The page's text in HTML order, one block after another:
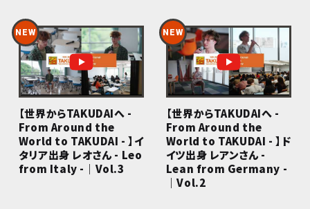
【世界からTAKUDAIへ -
From Around the
World to TAKUDAI - 】イ
タリア出身 レオさん - Leo
from Italy -｜Vol.3
【世界からTAKUDAIへ -
From Around the
World to TAKUDAI - 】ド
イツ出身 レアンさん -
Lean from Germany -
｜Vol.2